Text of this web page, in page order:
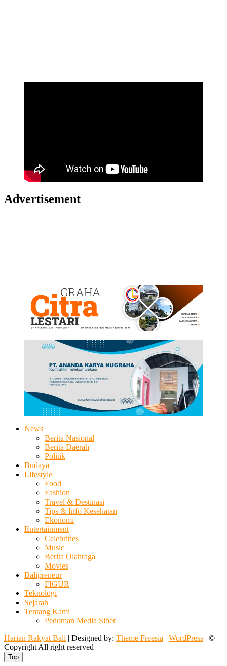
Advertisement
News
Berita Nasional
Berita Daerah
Politik
Budaya
Lifestyle
Food
Fashion
Travel & Destinasi
Tips & Info Kesehatan
Ekonomi
Entertainment
Celebrities
Music
Berita Olahraga
Movies
Balipreneur
FIGUR
Teknologi
Sejarah
Tentang Kami
Pedoman Media Siber
Harian Rakyat Bali | Designed by: Theme Freesia | WordPress | ©
Copyright All right reserved
Top